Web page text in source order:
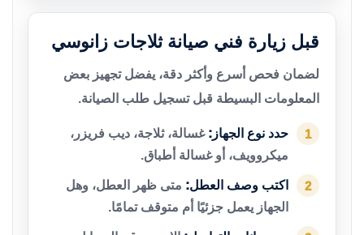
قبل زيارة فني صيانة ثلاجات زانوسي
لضمان فحص أسرع وأكثر دقة، يفضل تجهيز بعض
المعلومات البسيطة قبل تسجيل طلب الصيانة.
1 حدد نوع الجهاز: غسالة، ثلاجة، ديب فريزر،
ميكروويف، أو غسالة أطباق.
2 اكتب وصف العطل: متى ظهر العطل، وهل
الجهاز يعمل جزئيًا أم متوقف تمامًا.